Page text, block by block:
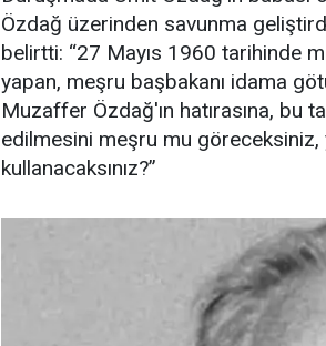
Özdağ üzerinden savunma
belirtti: “27 Mayıs 1960 tarihinde
yapan, meşru başbakanı idama
Muzaffer Özdağ'ın hatırasına, bu
edilmesini meşru mu göreceksiniz,
kullanacaksınız?”